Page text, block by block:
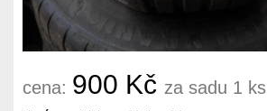
cena: 900 Kč za sadu 1 ks